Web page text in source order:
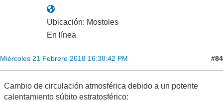
Ubicación: Mostoles
En línea
Miércoles 21 Febrero 2018 16:38:42 PM #84
Cambio de circulación atmosférica debido a un potente
calentamiento súbito estratosférico: